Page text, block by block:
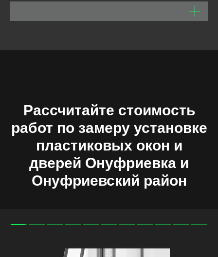
Рассчитайте стоимость
работ по замеру установке
пластиковых окон и
дверей Онуфриевка и
Онуфриевский район